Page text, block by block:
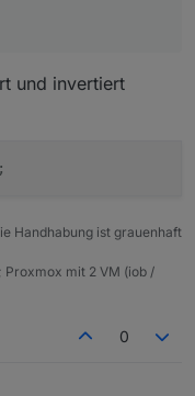
mit true / false
und invertiert
;
Handhabung ist grauenhaft
Proxmox mit 2 VM (iob /
0